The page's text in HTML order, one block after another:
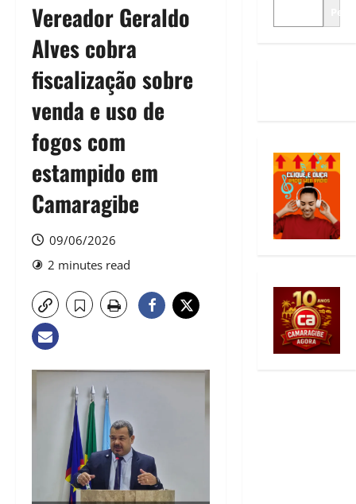
Vereador Geraldo
Alves cobra
fiscalização sobre
venda e uso de
fogos com
estampido em
Camaragibe
09/06/2026
2 minutes read